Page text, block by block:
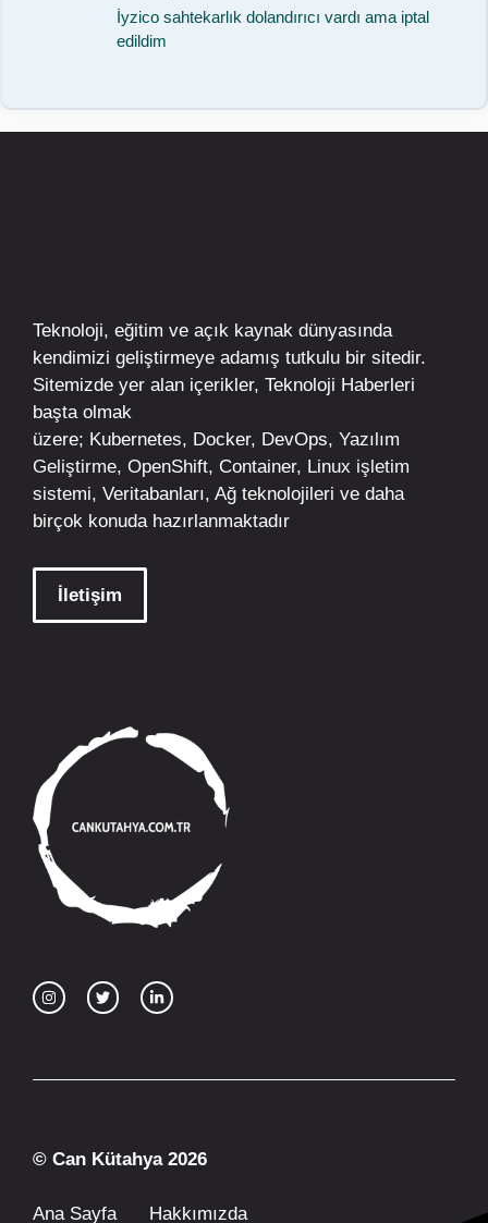
İyzico sahtekarlık dolandırıcı vardı ama iptal
edildim
Teknoloji, eğitim ve açık kaynak dünyasında
kendimizi geliştirmeye adamış tutkulu bir sitedir.
Sitemizde yer alan içerikler, Teknoloji Haberleri
başta olmak
üzere; Kubernetes, Docker, DevOps, Yazılım
Geliştirme, OpenShift, Container, Linux işletim
sistemi, Veritabanları, Ağ teknolojileri ve daha
birçok konuda hazırlanmaktadır
İletişim
© Can Kütahya 2026
Ana Sayfa Hakkımızda